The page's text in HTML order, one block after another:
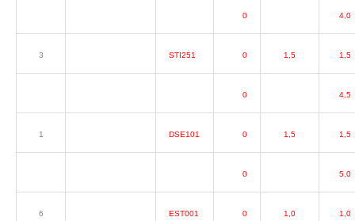
0 4,0
3 STI251 0 1,5 1,5
0 4,5
1 DSE101 0 1,5 1,5
0 5,0
6 EST001 0 1,0 1,0